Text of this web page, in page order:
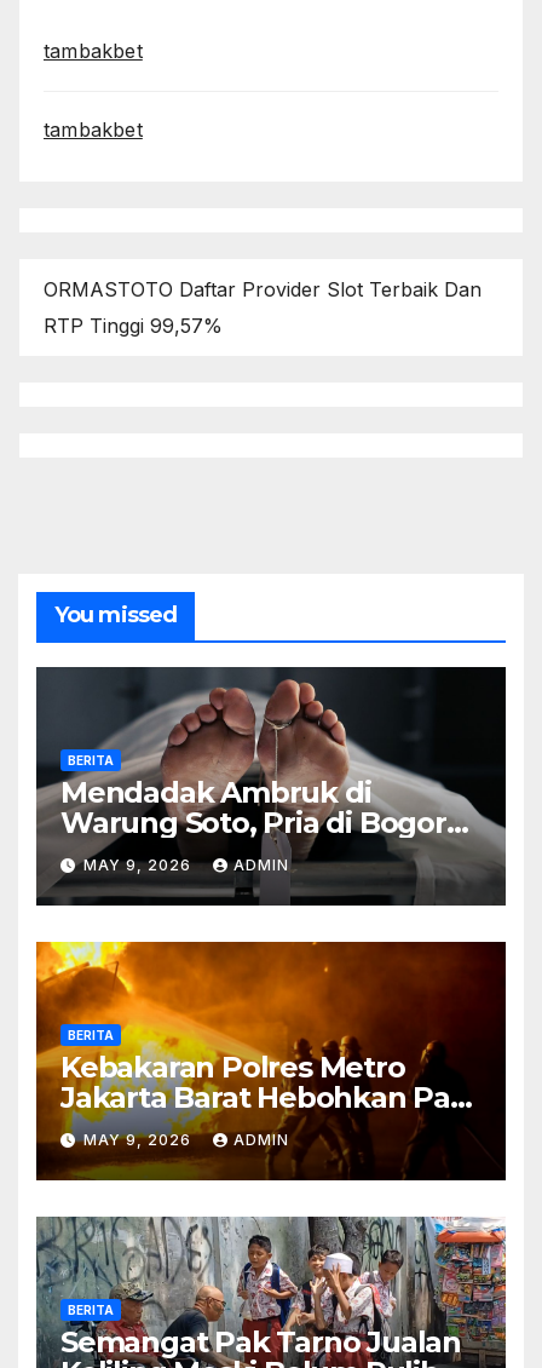
tambakbet
tambakbet
ORMASTOTO Daftar Provider Slot Terbaik Dan
RTP Tinggi 99,57%
You missed
BERITA
Mendadak Ambruk di
Warung Soto, Pria di Bogor
Meninggal Sebelum Makan
MAY 9, 2026 ADMIN
BERITA
Kebakaran Polres Metro
Jakarta Barat Hebohkan Pagi
Hari, Ini Fakta Terbarunya
MAY 9, 2026 ADMIN
BERITA
Semangat Pak Tarno Jualan